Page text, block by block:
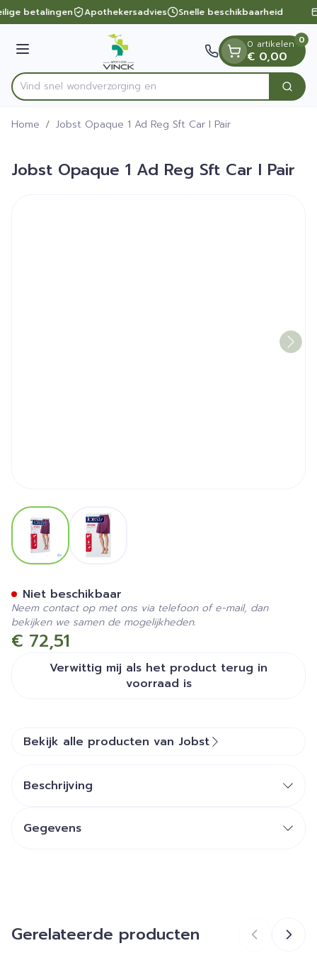
Ga naar de inhoud
1 van 1
betalingen Apothekersadvies Snelle beschikbaarheid
Menu
Product, merk, categorie...
Vind snel wondverzo Zoek
0 artikelen
€ 0,00
0
Home / Jobst Opaque 1 Ad Reg Sft Car I Pair
Jobst Opaque 1 Ad Reg Sft Car I Pair
View larger imageView larger image
€ 72,51
Verwittig mij als het product terug in
voorraad is
Niet beschikbaar
Neem contact op met ons via telefoon of e-mail, dan
bekijken we samen de mogelijkheden.
Bekijk alle producten van Jobst
Beschrijving
Verhullend: Verhult kleine imperfecties
Gegevens
Merken Jobst
Gerelateerde producten